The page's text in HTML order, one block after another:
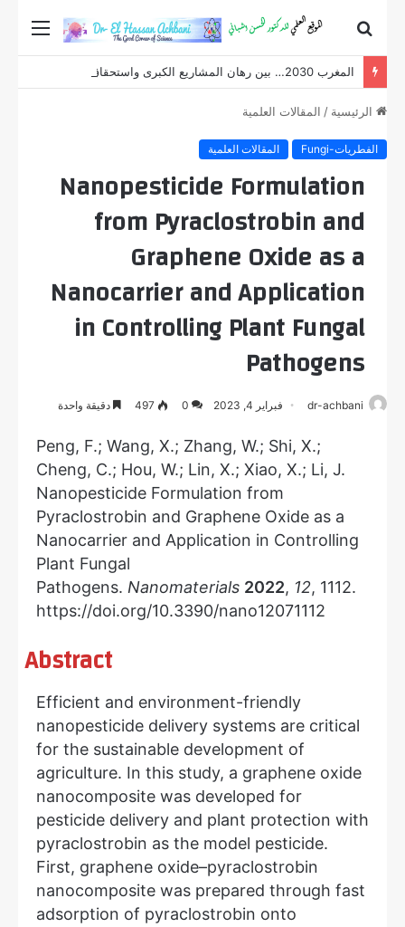
عن
الرئيسية / المقالات العلمية
الفطريات-Fungi المقالات العلمية
Nanopesticide Formulation
from Pyraclostrobin and
Graphene Oxide as a
Nanocarrier and Application
in Controlling Plant Fungal
Pathogens
dr-achbani فبراير 4, 2023 0
497 دقيقة واحدة
Peng, F.; Wang, X.; Zhang, W.; Shi, X.;
Cheng, C.; Hou, W.; Lin, X.; Xiao, X.; Li, J.
Nanopesticide Formulation from
Pyraclostrobin and Graphene Oxide as a
Nanocarrier and Application in Controlling
Plant Fungal
Pathogens. Nanomaterials 2022, 12, 1112.
https://doi.org/10.3390/nano12071112
Abstract
Efficient and environment-friendly
nanopesticide delivery systems are critical
for the sustainable development of
agriculture. In this study, a graphene oxide
nanocomposite was developed for
pesticide delivery and plant protection with
pyraclostrobin as the model pesticide.
First, graphene oxide–pyraclostrobin
nanocomposite was prepared through fast
adsorption of pyraclostrobin onto